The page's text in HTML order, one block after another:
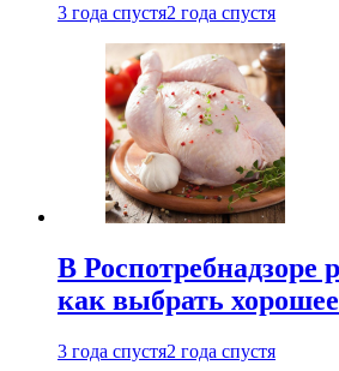
3 года спустя2 года спустя
В Роспотребнадзоре
как выбрать
3 года спустя2 года спустя